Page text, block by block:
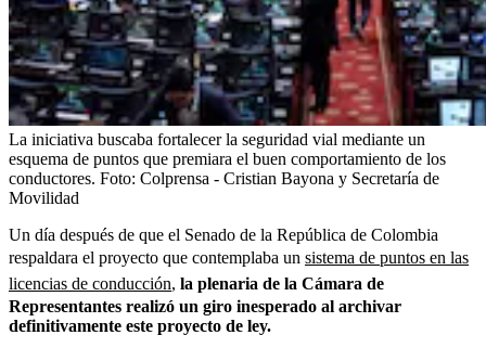
La iniciativa buscaba fortalecer la seguridad vial mediante un
esquema de puntos que premiara el buen comportamiento de los
conductores. Foto: Colprensa - Cristian Bayona y Secretaría de
Movilidad
Un día después de que el Senado de la República de Colombia
respaldara el proyecto que contemplaba un sistema de puntos en las
licencias de conducción, la plenaria de la Cámara de
Representantes realizó un giro inesperado al archivar
definitivamente este proyecto de ley.